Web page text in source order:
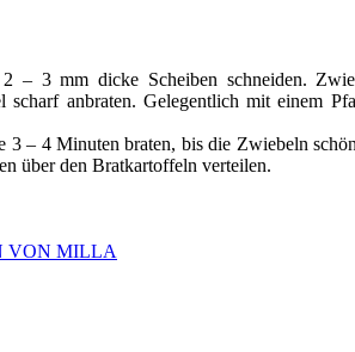
3 mm dicke Scheiben schneiden.
scharf anbraten. Gelegentlich mit einem
– 4 Minuten braten, bis die Zwiebeln
über den Bratkartoffeln verteilen.
VON MILLA